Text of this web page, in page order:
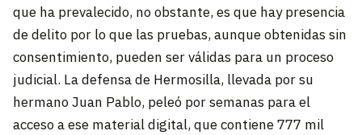
que ha prevalecido, no obstante, es que hay presencia
de delito por lo que las pruebas, aunque obtenidas sin
consentimiento, pueden ser válidas para un proceso
judicial. La defensa de Hermosilla, llevada por su
hermano Juan Pablo, peleó por semanas para el
acceso a ese material digital, que contiene 777 mil